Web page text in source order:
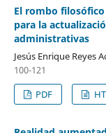
El rombo
para la
administrativas
Jesús Enrique Reyes
100-121
PDF